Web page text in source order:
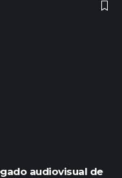
audiovisual de